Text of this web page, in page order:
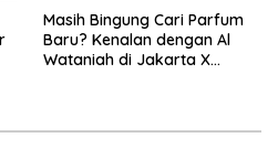
Masih Bingung Cari Parfum
Baru? Kenalan dengan Al
Wataniah di Jakarta X